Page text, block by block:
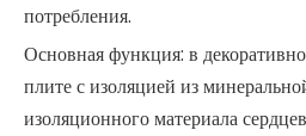
потребления.
Основная функция: в
плите с изоляцией из
изоляционного материала